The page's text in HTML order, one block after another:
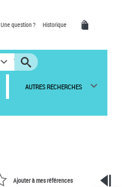
Une question ? Historique
AUTRES RECHERCHES
Ajouter à mes références